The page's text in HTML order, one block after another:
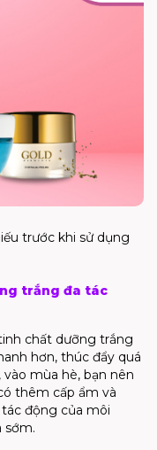
trước khi sử dụng
trắng đa tác
chất dưỡng trắng
hơn, thúc đẩy quá
mùa hè, bạn nên
thêm cấp ẩm và
động của môi
sớm.